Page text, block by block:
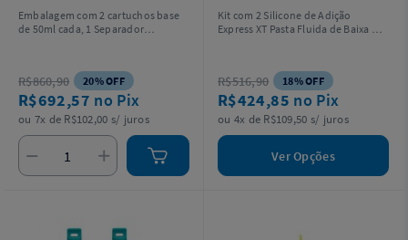
Embalagem com 2 cartuchos base
de 50ml cada, 1 Separador
intraorais amarelas.
R$860,90 20% OFF
R$692,57 no Pix
ou 7x de R$102,00 s/ juros
Kit com 2 Silicone de Adição
Express XT Pasta Fluida de Baixa ou
R$516,90 18% OFF
R$424,85 no Pix
ou 4x de R$109,50 s/ juros
Ver Opções